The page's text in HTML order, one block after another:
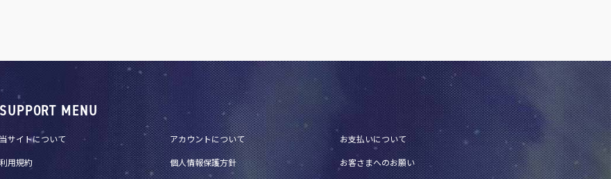
SUPPORT MENU
当サイトについて アカウントについて
お支払いについて
利用規約
個人情報保護方針
お客さまへのお願い